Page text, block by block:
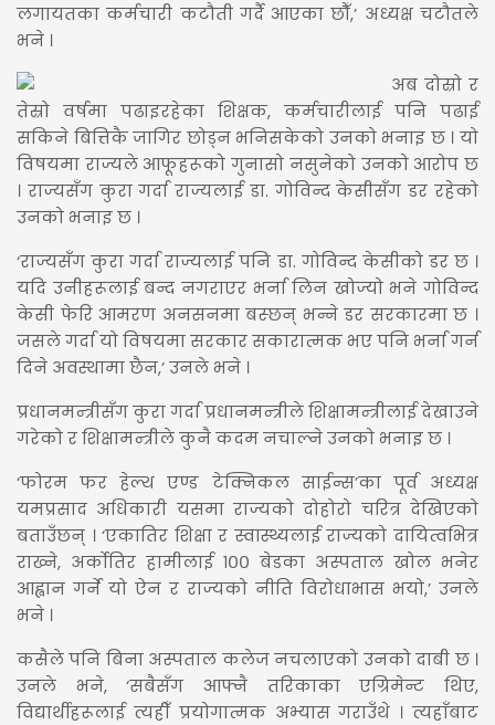
लगायतका कर्मचारी कटौती गर्दै आएका छौँ,’ अध्यक्ष चटौतले
भने ।
अब दोस्रो र
तेस्रो वर्षमा पढाइरहेका शिक्षक, कर्मचारीलाई पनि पढाई
सकिने बित्तिकै जागिर छोड्न भनिसकेको उनको भनाइ छ । यो
विषयमा राज्यले आफूहरूको गुनासो नसुनेको उनको आरोप छ
। राज्यसँग कुरा गर्दा राज्यलाई डा. गोविन्द केसीसँग डर रहेको
उनको भनाइ छ ।
‘राज्यसँग कुरा गर्दा राज्यलाई पनि डा. गोविन्द केसीको डर छ ।
यदि उनीहरूलाई बन्द नगराएर भर्ना लिन खोज्यो भने गोविन्द
केसी फेरि आमरण अनसनमा बस्छन् भन्ने डर सरकारमा छ ।
जसले गर्दा यो विषयमा सरकार सकारात्मक भए पनि भर्ना गर्न
दिने अवस्थामा छैन,’ उनले भने ।
प्रधानमन्त्रीसँग कुरा गर्दा प्रधानमन्त्रीले शिक्षामन्त्रीलाई देखाउने
गरेको र शिक्षामन्त्रीले कुनै कदम नचाल्ने उनको भनाइ छ ।
‘फोरम फर हेल्थ एण्ड टेक्निकल साईन्स’का पूर्व अध्यक्ष
यमप्रसाद अधिकारी यसमा राज्यको दोहोरो चरित्र देखिएको
बताउँछन् । ‘एकातिर शिक्षा र स्वास्थ्यलाई राज्यको दायित्वभित्र
राख्ने, अर्कोतिर हामीलाई १०० बेडका अस्पताल खोल भनेर
आह्वान गर्ने यो ऐन र राज्यको नीति विरोधाभास भयो,’ उनले
भने ।
कसैले पनि बिना अस्पताल कलेज नचलाएको उनको दाबी छ ।
उनले भने, ‘सबैसँग आफ्नै तरिकाका एग्रिमेन्ट थिए,
विद्यार्थीहरूलाई त्यहीँ प्रयोगात्मक अभ्यास गराउँथे । त्यहाँबाट